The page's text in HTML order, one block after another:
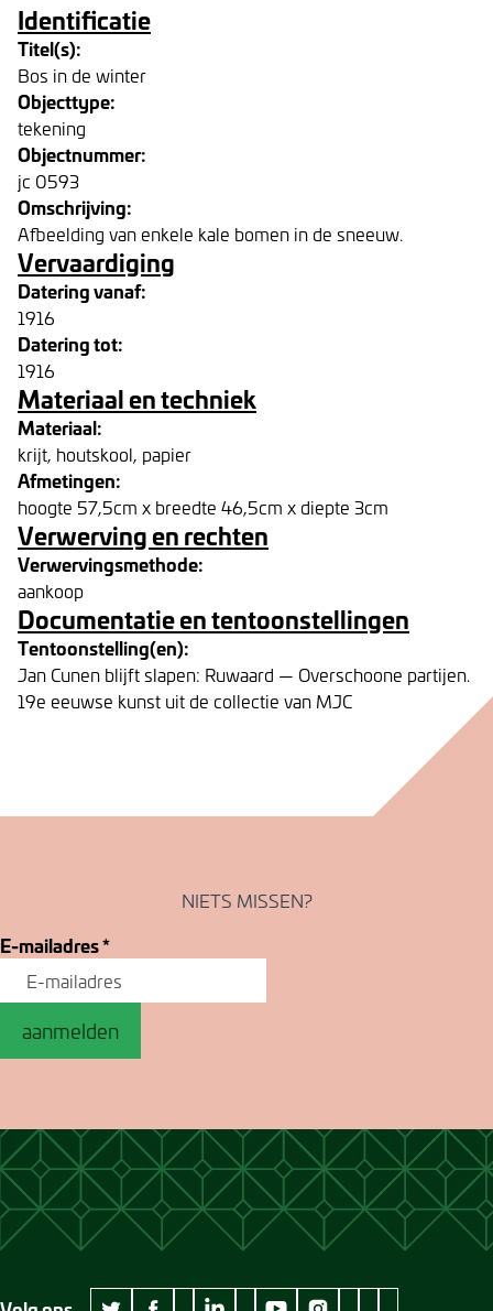
Identificatie
Titel(s):
Bos in de winter
Objecttype:
tekening
Objectnummer:
jc 0593
Omschrijving:
Afbeelding van enkele kale bomen in de sneeuw.
Vervaardiging
Datering vanaf:
1916
Datering tot:
1916
Materiaal en techniek
Materiaal:
krijt, houtskool, papier
Afmetingen:
hoogte 57,5cm x breedte 46,5cm x diepte 3cm
Verwerving en rechten
Verwervingsmethode:
aankoop
Documentatie en tentoonstellingen
Tentoonstelling(en):
Jan Cunen blijft slapen: Ruwaard — Overschoone partijen.
19e eeuwse kunst uit de collectie van MJC
NIETS MISSEN?
E-mailadres*
aanmelden